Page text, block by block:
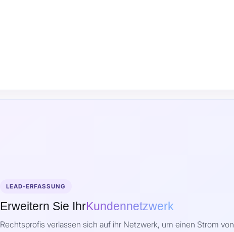
LEAD-ERFASSUNG
Erweitern Sie IhrKundennetzwerk
Rechtsprofis verlassen sich auf ihr Netzwerk, um einen Strom von